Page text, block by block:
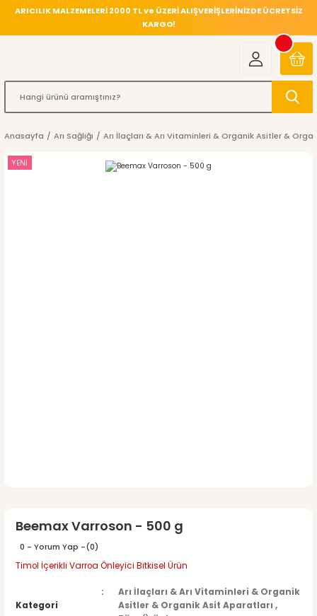
ARICILIK MALZEMELERİ 2000 TL ve ÜZERİ ALIŞVERİŞLERİNİZDE ÜCRETSİZ
KARGO!
Anasayfa Arı Sağlığı Arı İlaçları & Arı Vitaminleri & Organik Asitler &
YENİ
Beemax Varroson - 500 g
0 - Yorum Yap -(0)
Timol İçerikli Varroa Önleyici Bitkisel Ürün
Kategori
Arı İlaçları & Arı Vitaminleri & Organik
Asitler & Organik Asit Aparatları ,